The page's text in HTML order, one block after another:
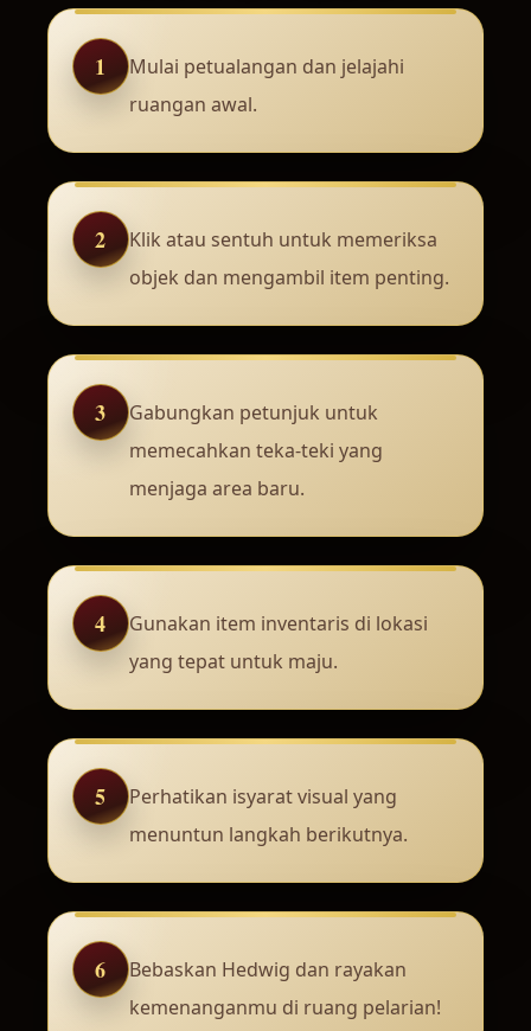
1
Mulai petualangan dan jelajahi
ruangan awal.
2
Klik atau sentuh untuk memeriksa
objek dan mengambil item penting.
3
Gabungkan petunjuk untuk
memecahkan teka-teki yang
menjaga area baru.
4
Gunakan item inventaris di lokasi
yang tepat untuk maju.
5
Perhatikan isyarat visual yang
menuntun langkah berikutnya.
6
Bebaskan Hedwig dan rayakan
kemenanganmu di ruang pelarian!